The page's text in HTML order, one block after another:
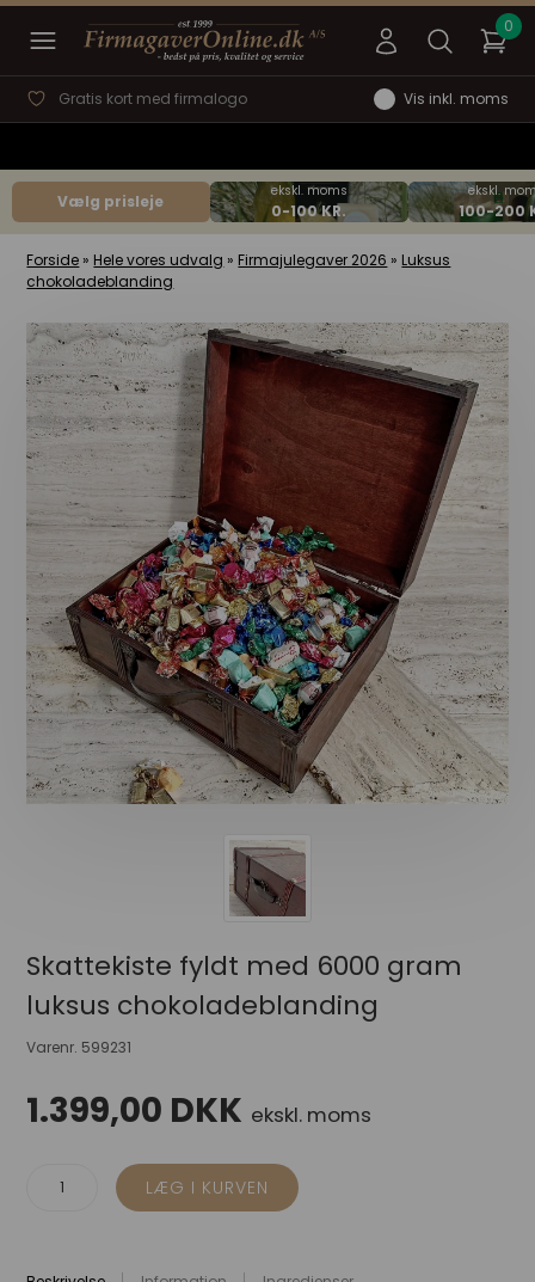
Gratis kort med firmalogo Vis inkl. moms
Vælg prisleje
Forside » Hele vores udvalg » Firmajulegaver 2026 » Luksus
chokoladeblanding
Skattekiste fyldt med 6000 gram
luksus chokoladeblanding
Varenr. 599231
1.399,00 DKK ekskl. moms